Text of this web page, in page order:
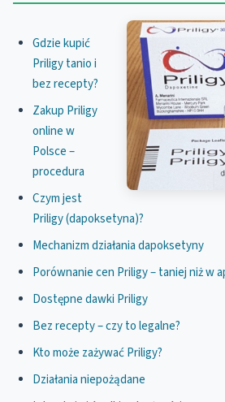
Gdzie kupić
Priligy tanio i
bez recepty?
Zakup Priligy
online w
Polsce –
procedura
Czym jest
Priligy (dapoksetyna)?
Mechanizm działania dapoksetyny
Porównanie cen Priligy – taniej niż w
Dostępne dawki Priligy
Bez recepty – czy to legalne?
Kto może zażywać Priligy?
Działania niepożądane